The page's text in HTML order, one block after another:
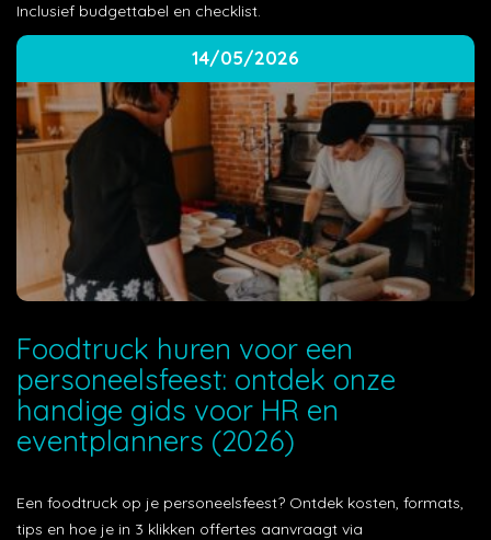
Inclusief budgettabel en checklist.
14/05/2026
Foodtruck huren voor een
personeelsfeest: ontdek onze
handige gids voor HR en
eventplanners (2026)
Een foodtruck op je personeelsfeest? Ontdek kosten, formats,
tips en hoe je in 3 klikken offertes aanvraagt via